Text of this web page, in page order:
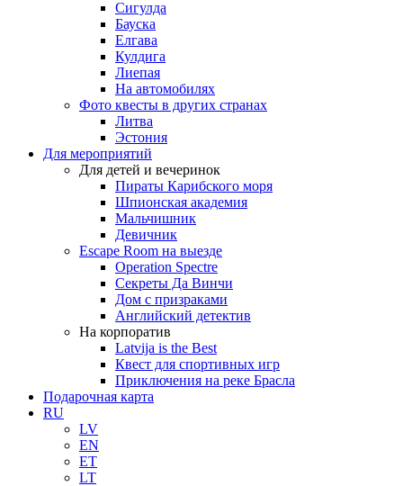
Сигулда
Бауска
Елгава
Кулдига
Лиепая
На автомобилях
Фото квесты в других странах
Литва
Эстония
Для мероприятий
Для детей и вечеринок
Пираты Карибского моря
Шпионская академия
Мальчишник
Девичник
Escape Room на выезде
Operation Spectre
Секреты Да Винчи
Дом с призраками
Английский детектив
На корпоратив
Latvija is the Best
Квест для спортивных игр
Приключения на реке Брасла
Подарочная карта
RU
LV
EN
ET
LT